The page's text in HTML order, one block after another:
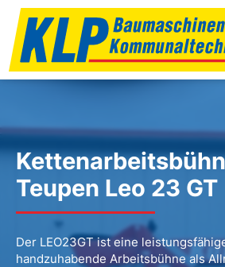
Teupen Leo 23 GT
Der LEO23GT ist eine
handzuhabende Arbeitsbühne als